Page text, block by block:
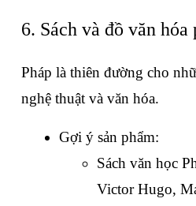
6. Sách và đồ văn hóa
Pháp là thiên đường cho
nghệ thuật và văn hóa.
Gợi ý sản phẩm:
Sách văn học
Victor Hugo,